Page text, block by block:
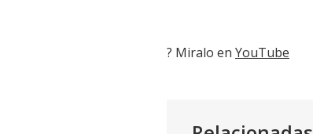
? Miralo en YouTube